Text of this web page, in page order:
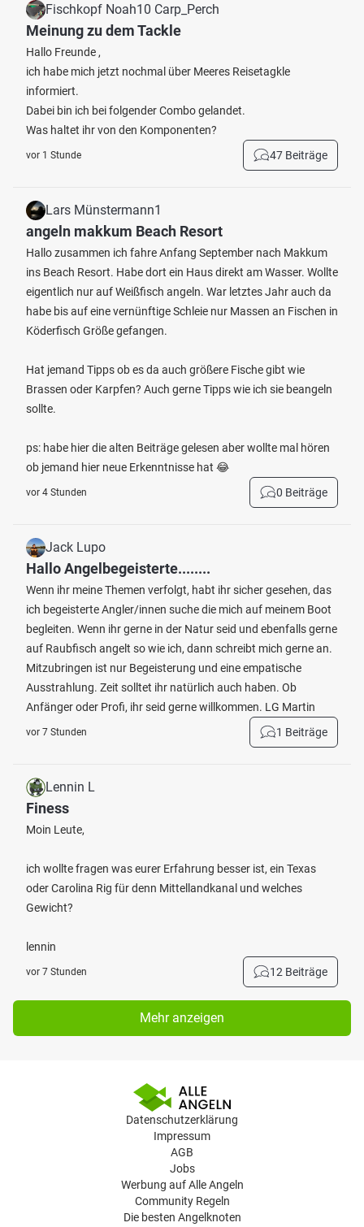
Fischkopf Noah10 Carp_Perch
Meinung zu dem Tackle
Hallo Freunde ,
ich habe mich jetzt nochmal über Meeres Reisetagkle
informiert.
Dabei bin ich bei folgender Combo gelandet.
Was haltet ihr von den Komponenten?
vor 1 Stunde 47 Beiträge
Lars Münstermann1
angeln makkum Beach Resort
Hallo zusammen ich fahre Anfang September nach Makkum
ins Beach Resort. Habe dort ein Haus direkt am Wasser. Wollte
eigentlich nur auf Weißfisch angeln. War letztes Jahr auch da
habe bis auf eine vernünftige Schleie nur Massen an Fischen in
Köderfisch Größe gefangen.
Hat jemand Tipps ob es da auch größere Fische gibt wie
Brassen oder Karpfen? Auch gerne Tipps wie ich sie beangeln
sollte.
ps: habe hier die alten Beiträge gelesen aber wollte mal hören
ob jemand hier neue Erkenntnisse hat 😂
vor 4 Stunden 0 Beiträge
Jack Lupo
Hallo Angelbegeisterte........
Wenn ihr meine Themen verfolgt, habt ihr sicher gesehen, das
ich begeisterte Angler/innen suche die mich auf meinem Boot
begleiten. Wenn ihr gerne in der Natur seid und ebenfalls gerne
auf Raubfisch angelt so wie ich, dann schreibt mich gerne an.
Mitzubringen ist nur Begeisterung und eine empatische
Ausstrahlung. Zeit solltet ihr natürlich auch haben. Ob
Anfänger oder Profi, ihr seid gerne willkommen. LG Martin
vor 7 Stunden 1 Beiträge
Lennin L
Finess
Moin Leute,
ich wollte fragen was eurer Erfahrung besser ist, ein Texas
oder Carolina Rig für denn Mittellandkanal und welches
Gewicht?
lennin
vor 7 Stunden 12 Beiträge
Mehr anzeigen
Datenschutzerklärung
Impressum
AGB
Jobs
Werbung auf Alle Angeln
Community Regeln
Die besten Angelknoten